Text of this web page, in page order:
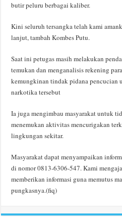
butir peluru berbagai kaliber.
Kini seluruh tersangka telah kami
lanjut, tambah Kombes Putu.
Saat ini petugas masih melakukan
temukan dan menganalisis rekening
kemungkinan tindak pidana pencucian
narkotika tersebut
Ia juga mengimbau masyarakat untuk
menemukan aktivitas mencurigakan
lingkungan sekitar.
Masyarakat dapat menyampaikan
di nomor 0813-6306-547. Kami
memberikan informasi guna memutus
pungkasnya.(fiq)